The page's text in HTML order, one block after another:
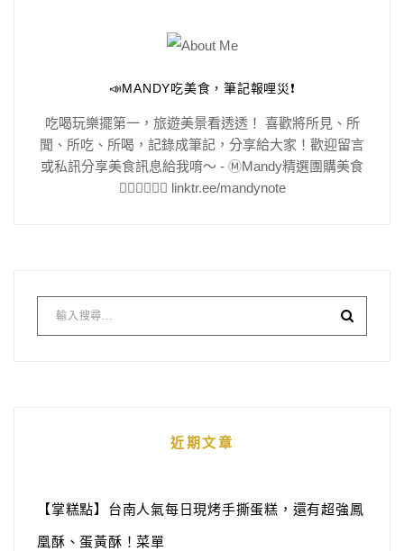
📣MANDY吃美食，筆記報哩災❗️
吃喝玩樂擺第一，旅遊美景看透透！ 喜歡將所見、所
聞、所吃、所喝，記錄成筆記，分享給大家！歡迎留言
或私訊分享美食訊息給我唷～ - Ⓜ️Mandy精選團購美食
👇🏻👇🏻👇🏻 linktr.ee/mandynote
近期文章
【掌糕點】台南人氣每日現烤手撕蛋糕，還有超強鳳
凰酥、蛋黃酥！菜單